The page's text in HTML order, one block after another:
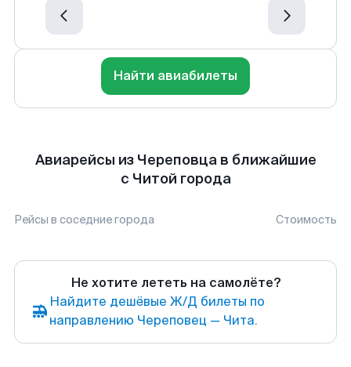
Найти авиабилеты
Авиарейсы из Череповца в ближайшие
с Читой города
Рейсы в соседние города Стоимость
Не хотите лететь на самолёте?
Найдите дешёвые Ж/Д билеты по
направлению Череповец — Чита.